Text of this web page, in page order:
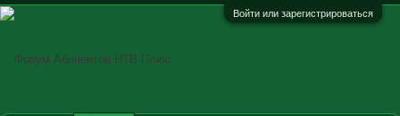
Войти или зарегистрироваться